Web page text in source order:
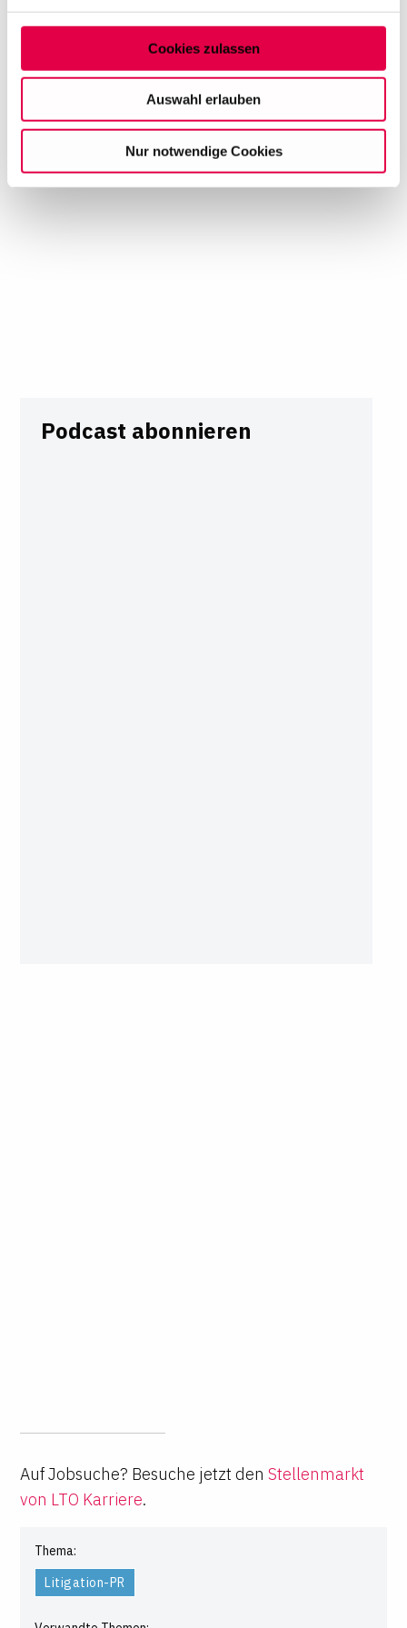
Abschnitt Einzelheitenfest.
Auf dieser Website setzen wir Cookies ein, um unsere
wirtschaftlich zu betreiben. Mit Bestätigung Ihrer Auswahl
willigen Sie in die Verwendung der gewählten Cookies
ein. Diese Auswahl können Sie jederzeit ändern oder
Ihre Einwilligung widerrufen, indem Sie am Ende der
Cookies zulassen
Auswahl erlauben
Nur notwendige Cookies
Podcast abonnieren
Auf Jobsuche? Besuche jetzt den Stellenmarkt
von LTO Karriere.
Thema:
Litigation-PR